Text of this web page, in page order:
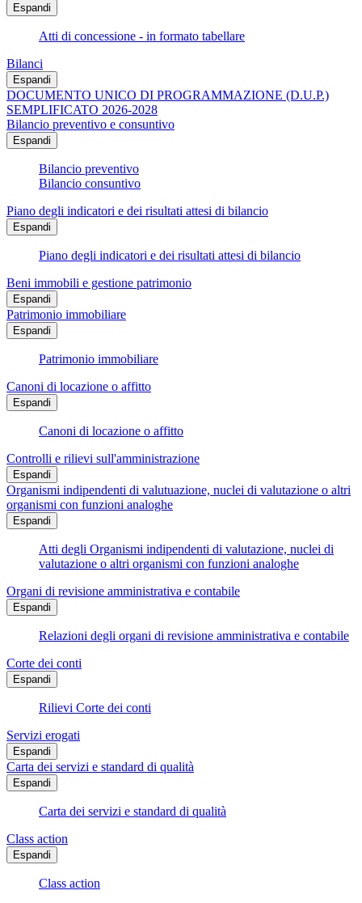
Espandi
Atti di concessione - in formato tabellare
Bilanci
Espandi
DOCUMENTO UNICO DI PROGRAMMAZIONE (D.U.P.)
SEMPLIFICATO 2026-2028
Bilancio preventivo e consuntivo
Espandi
Bilancio preventivo
Bilancio consuntivo
Piano degli indicatori e dei risultati attesi di bilancio
Espandi
Piano degli indicatori e dei risultati attesi di bilancio
Beni immobili e gestione patrimonio
Espandi
Patrimonio immobiliare
Espandi
Patrimonio immobiliare
Canoni di locazione o affitto
Espandi
Canoni di locazione o affitto
Controlli e rilievi sull'amministrazione
Espandi
Organismi indipendenti di valutuazione, nuclei di valutazione o altri
organismi con funzioni analoghe
Espandi
Atti degli Organismi indipendenti di valutazione, nuclei di
valutazione o altri organismi con funzioni analoghe
Organi di revisione amministrativa e contabile
Espandi
Relazioni degli organi di revisione amministrativa e contabile
Corte dei conti
Espandi
Rilievi Corte dei conti
Servizi erogati
Espandi
Carta dei servizi e standard di qualità
Espandi
Carta dei servizi e standard di qualità
Class action
Espandi
Class action